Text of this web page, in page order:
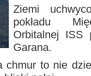
Ziemi
pokładu
Orbitalnej ISS
Garana.
chmur to nie